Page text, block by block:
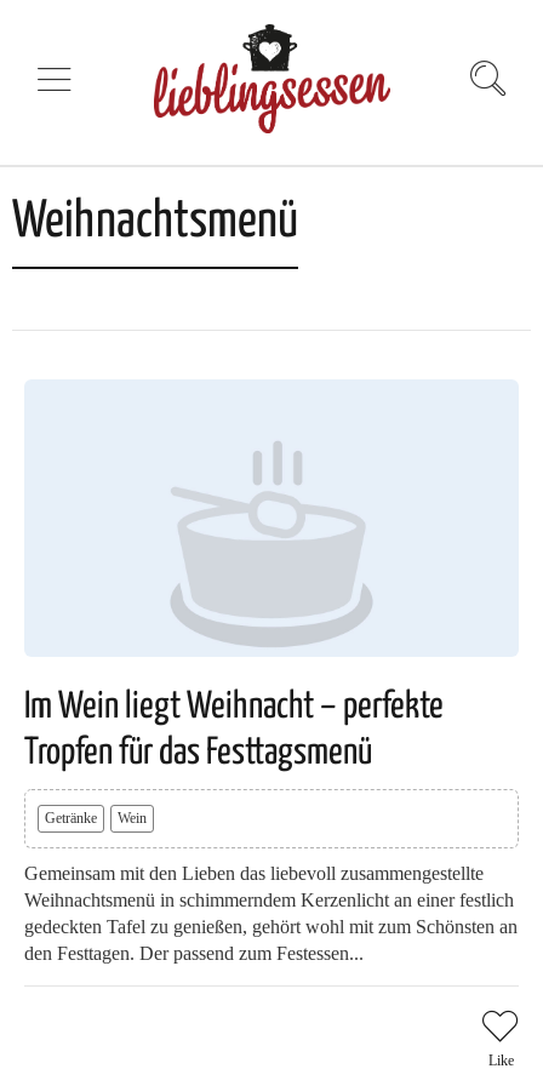
Weihnachtsmenü
Im Wein liegt Weihnacht – perfekte
Tropfen für das Festtagsmenü
Getränke Wein
Gemeinsam mit den Lieben das liebevoll zusammengestellte
Weihnachtsmenü in schimmerndem Kerzenlicht an einer festlich
gedeckten Tafel zu genießen, gehört wohl mit zum Schönsten an
den Festtagen. Der passend zum Festessen...
Like